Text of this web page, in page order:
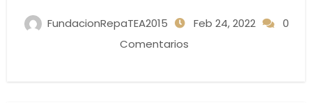
FundacionRepaTEA2015 Feb 24, 2022
0
Comentarios